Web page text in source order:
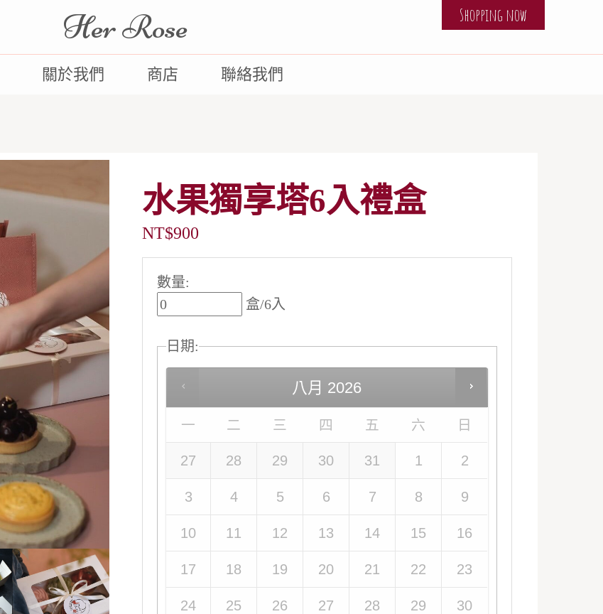
Shopping now
Her Rose
關於我們 商店 聯絡我們
水果獨享塔6入禮盒
NT$900
數量:
盒/6入
日期:
八月 2026
一 二 三 四 五 六 日
27 28 29 30 31 1 2
3 4 5 6 7 8 9
10 11 12 13 14 15 16
17 18 19 20 21 22 23
24 25 26 27 28 29 30